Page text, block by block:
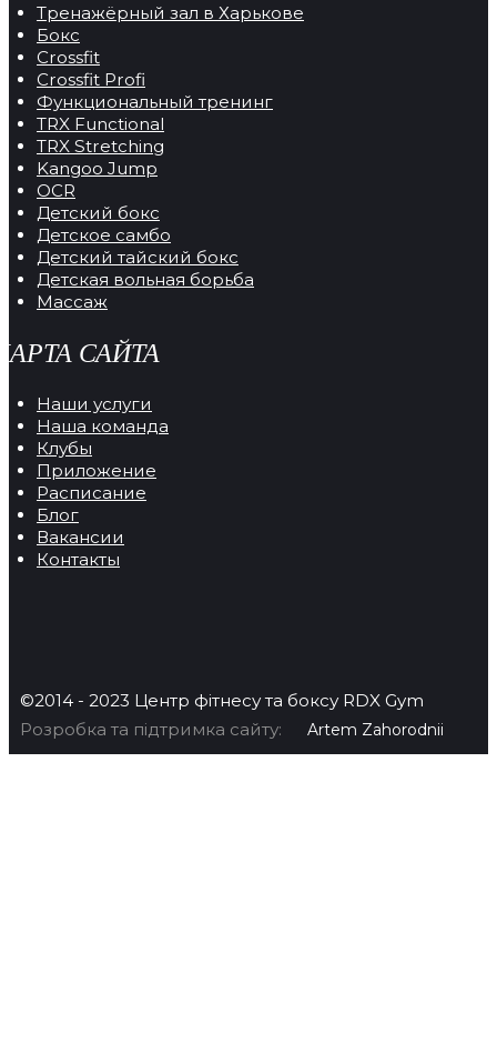
Тренажёрный зал в Харькове
Бокс
Crossfit
Crossfit Profi
Функциональный тренинг
TRX Functional
TRX Stretching
Kangoo Jump
OCR
Детский бокс
Детское самбо
Детский тайский бокс
Детская вольная борьба
Массаж
САЙТА
Наши услуги
Наша команда
Клубы
Приложение
Расписание
Блог
Вакансии
Контакты
©2014 - 2023 Центр фітнесу та боксу RDX Gym
Розробка та підтримка сайту:
Artem Zahorodnii